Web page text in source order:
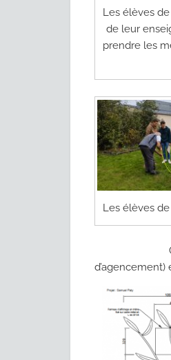
Les élèves
de leur
prendre les
Les élèves
Cliquez sur